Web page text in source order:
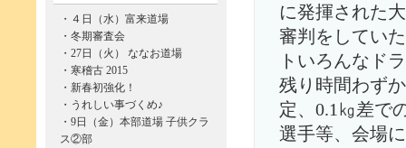
に発揮された
審判をしてい
トいろんなド
残り時間わず
定、0.1㎏差で
選手等、会場
・ ４日（水）富来道場
・ 冬期審査会
・ 27日（火） ななお道場
・ 寒稽古 2015
・ 新春初強化！
・ うれしい事づくめ♪
・ 9日（金）本部道場 子供クラ
ス②部